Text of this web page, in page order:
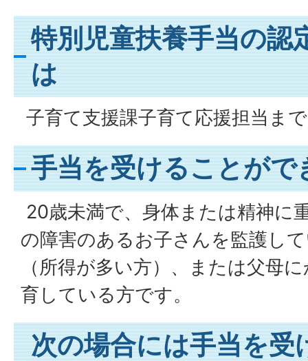
特別児童扶養手当の認
は
子育て支援課子育て応援担当ま
手当を受けることがで
20歳未満で、身体または精神に
の障害のあるお子さんを監護し
（所得が多い方）、または父母
育している方です。
次の場合には手当を受